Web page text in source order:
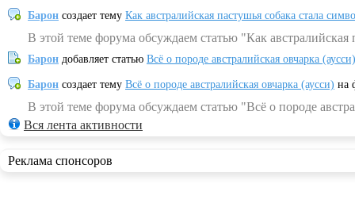
Барон создает тему Как австралийская пастушья собака стала
В этой теме форума обсуждаем статью "Как
Барон добавляет статью Всё о породе австралийская овчарка (аусси)
Барон создает тему Всё о породе австралийская овчарка (аусси) на
В этой теме форума обсуждаем статью "Всё о породе
Вся лента активности
Реклама спонсоров